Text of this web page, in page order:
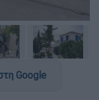
Google